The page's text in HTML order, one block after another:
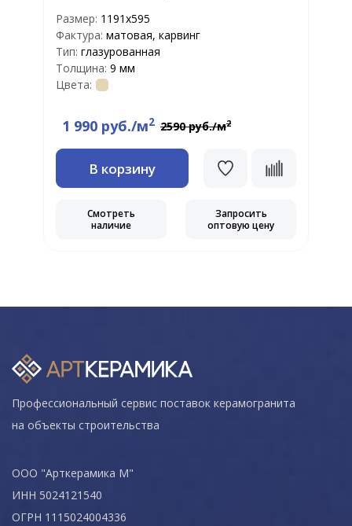
Размер: 1191x595
Фактура: матовая, карвинг
Тип: глазурованная
Толщина: 9 мм
Цвета:
1 990 руб./м2 2590 руб./м2
В корзину
Смотреть
наличие
Запросить
оптовую цену
Профессиональный сервис поставок керамогранита
на объекты строительства
ООО "Арткерамика М"
ИНН 5024121540
ОГРН 1115024004336